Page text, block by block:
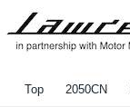
Top 2050CN